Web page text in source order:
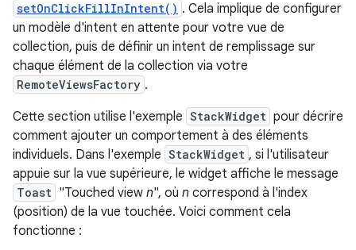
setOnClickFillInIntent() . Cela implique de configurer
un modèle d'intent en attente pour votre vue de
collection, puis de définir un intent de remplissage sur
chaque élément de la collection via votre
RemoteViewsFactory .
Cette section utilise l'exemple StackWidget pour décrire
comment ajouter un comportement à des éléments
individuels. Dans l'exemple StackWidget , si l'utilisateur
appuie sur la vue supérieure, le widget affiche le message
Toast "Touched view n", où n correspond à l'index
(position) de la vue touchée. Voici comment cela
fonctionne :